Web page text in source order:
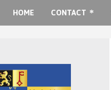
HOME CONTACT